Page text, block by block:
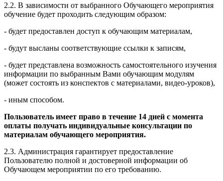
2.2. В зависимости от выбранного Обучающего мероприятия
обучение будет проходить следующим образом:
- будет предоставлен доступ к обучающим материалам,
- будут высланы соответствующие ссылки к записям,
- будет представлена возможность самостоятельного изучения
информации по выбранным Вами обучающим модулям
(может состоять из конспектов с материалами, видео-уроков),
- иным способом.
Пользователь имеет право в течение 14 дней с момента
оплаты получать индивидуальные консультации по
материалам обучающего мероприятия.
2.3. Администрация гарантирует предоставление
Пользователю полной и достоверной информации об
Обучающем мероприятии по его требованию.